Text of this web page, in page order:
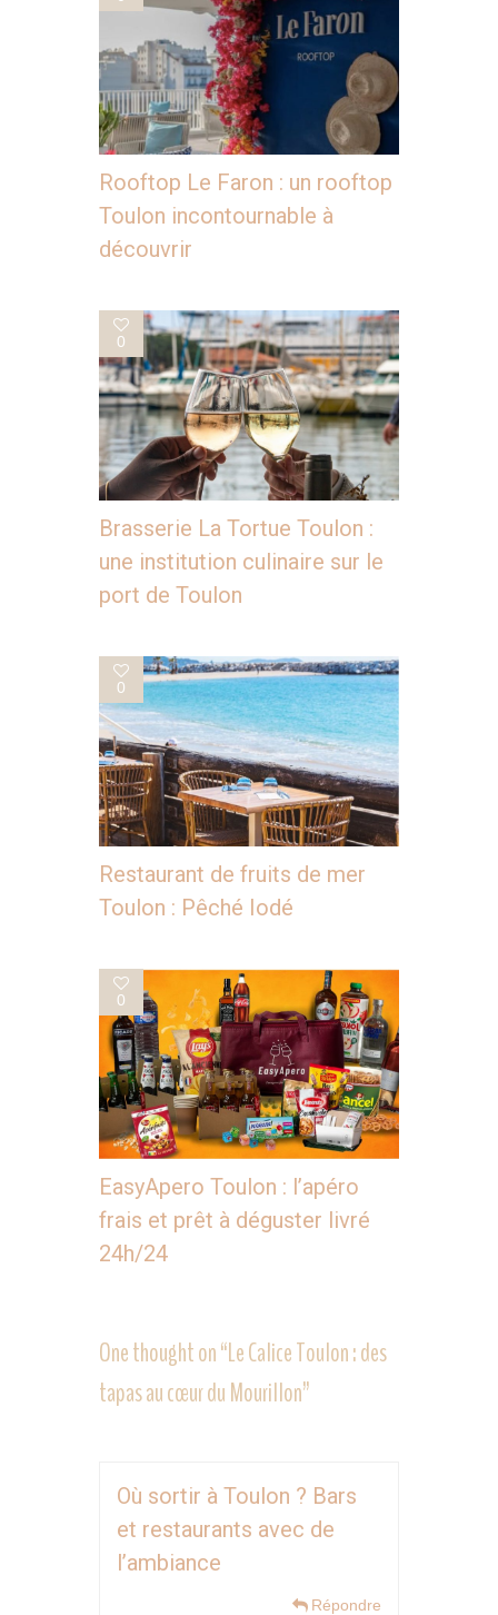
Rooftop Le Faron : un rooftop
Toulon incontournable à
découvrir
0
Brasserie La Tortue Toulon :
une institution culinaire sur le
port de Toulon
0
Restaurant de fruits de mer
Toulon : Pêché Iodé
0
EasyApero Toulon : l’apéro
frais et prêt à déguster livré
24h/24
One thought on “Le Calice Toulon : des
tapas au cœur du Mourillon”
Où sortir à Toulon ? Bars
et restaurants avec de
l’ambiance
Répondre